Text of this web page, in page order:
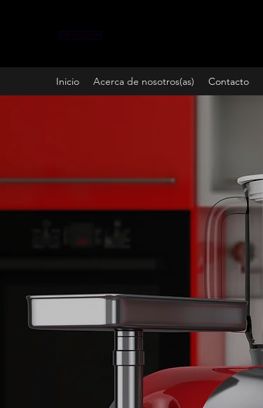
Inicio Acerca de nosotros(as) Contacto